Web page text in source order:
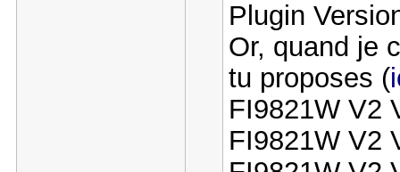
Plugin
Or, quand je
tu proposes (
FI9821W V2
FI9821W V2